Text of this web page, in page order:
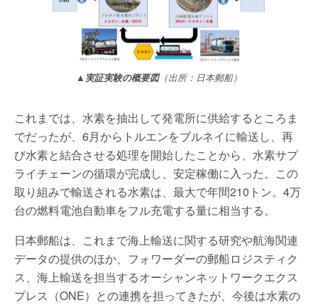
▲実証実験の概要図（出所：日本郵船）
これまでは、水素を抽出して発電所に供給するところま
でだったが、6月からトルエンをブルネイに輸送し、再
び水素と結合させる処理を開始したことから、水素サプ
ライチェーンの循環が完成し、安定稼働に入った。この
取り組みで輸送される水素は、最大で年間210トン。4万
台の燃料電池自動車をフル充電する量に相当する。
日本郵船は、これまで海上輸送に関する研究や航海関連
データの提供のほか、フォワーダーの郵船ロジスティク
ス、海上輸送を担当するオーシャンネットワークエクス
プレス（ONE）との連携を担ってきたが、今後は水素の